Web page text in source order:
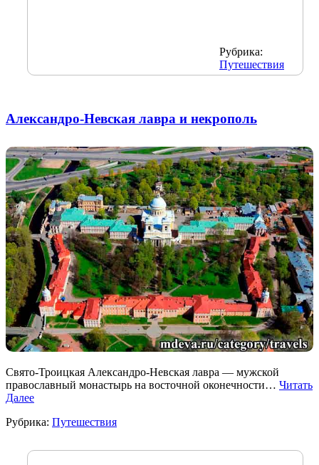
Рубрика:
Путешествия
Александро-Невская лавра и некрополь
Свято-Троицкая Александро-Невская лавра — мужской
православный монастырь на восточной оконечности… Читать
Далее
Рубрика: Путешествия